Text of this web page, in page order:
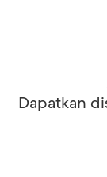
Dapatkan